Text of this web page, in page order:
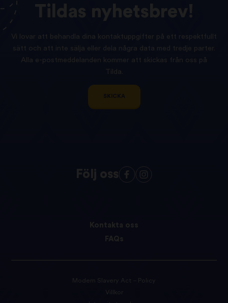
Tildas nyhetsbrev!
Vi lovar att behandla dina kontaktuppgifter på ett respektfullt
sätt och att inte sälja eller dela några data med tredje parter.
Alla e-postmeddelanden kommer att skickas från oss på
Tilda.
SKICKA
Följ oss
Kontakta oss
FAQs
Modern Slavery Act – Policy
Villkor